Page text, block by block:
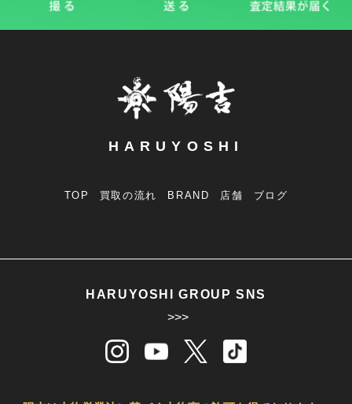
HARUYOSHI
TOP 買取の流れ BRAND 店舗 ブログ
HARUYOSHI GROUP SNS
>>>